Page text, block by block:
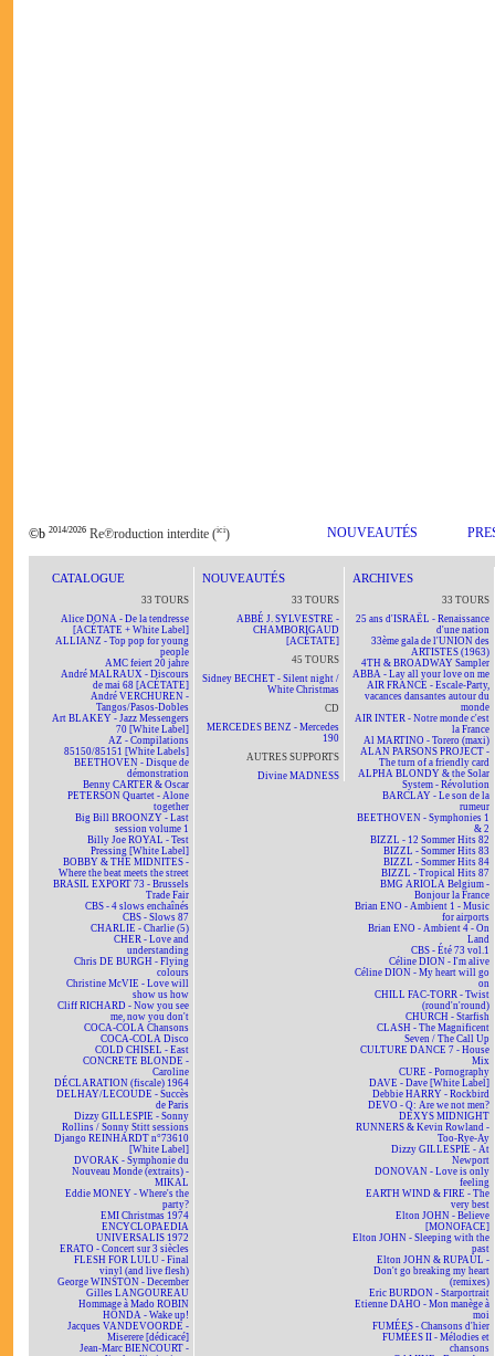
©b 2014/2026 Re℗roduction interdite (ici) NOUVEAUTÉS
CATALOGUE
33 TOURS
Alice DONA - De la tendresse
[ACÉTATE + White Label]
ALLIANZ - Top pop for young
people
AMC feiert 20 jahre
André MALRAUX - Discours
de mai 68 [ACÉTATE]
André VERCHUREN -
Tangos/Pasos-Dobles
Art BLAKEY - Jazz Messengers
70 [White Label]
AZ - Compilations
85150/85151 [White Labels]
BEETHOVEN - Disque de
démonstration
Benny CARTER & Oscar
PETERSON Quartet - Alone
together
Big Bill BROONZY - Last
session volume 1
Billy Joe ROYAL - Test
Pressing [White Label]
BOBBY & THE MIDNITES -
Where the beat meets the street
BRASIL EXPORT 73 - Brussels
Trade Fair
CBS - 4 slows enchaînés
CBS - Slows 87
CHARLIE - Charlie (5)
CHER - Love and
understanding
Chris DE BURGH - Flying
colours
Christine McVIE - Love will
show us how
Cliff RICHARD - Now you see
me, now you don't
COCA-COLA Chansons
COCA-COLA Disco
COLD CHISEL - East
CONCRETE BLONDE -
Caroline
DÉCLARATION (fiscale) 1964
DELHAY/LECOUDE - Succès
de Paris
Dizzy GILLESPIE - Sonny
Rollins / Sonny Stitt sessions
Django REINHARDT n°73610
[White Label]
DVORAK - Symphonie du
Nouveau Monde (extraits) -
MIKAL
Eddie MONEY - Where's the
party?
EMI Christmas 1974
ENCYCLOPAEDIA
UNIVERSALIS 1972
ERATO - Concert sur 3 siècles
FLESH FOR LULU - Final
vinyl (and live flesh)
George WINSTON - December
Gilles LANGOUREAU
Hommage à Mado ROBIN
HONDA - Wake up!
Jacques VANDEVOORDE -
Miserere [dédicacé]
Jean-Marc BIENCOURT -
NOUVEAUTÉS
33 TOURS
ABBÉ J. SYLVESTRE -
CHAMBORIGAUD
[ACÉTATE]
45 TOURS
Sidney BECHET - Silent night /
White Christmas
CD
MERCEDES BENZ - Mercedes
190
AUTRES SUPPORTS
Divine MADNESS
ARCHIVES
33 TOURS
25 ans d'ISRAËL - Renaissance
d'une nation
33ème gala de l'UNION des
ARTISTES (1963)
4TH & BROADWAY Sampler
ABBA - Lay all your love on me
AIR FRANCE - Escale-Party,
vacances dansantes autour du
monde
AIR INTER - Notre monde c'est
la France
Al MARTINO - Torero (maxi)
ALAN PARSONS PROJECT -
The turn of a friendly card
ALPHA BLONDY & the Solar
System - Révolution
BARCLAY - Le son de la
rumeur
BEETHOVEN - Symphonies 1
& 2
BIZZL - 12 Sommer Hits 82
BIZZL - Sommer Hits 83
BIZZL - Sommer Hits 84
BIZZL - Tropical Hits 87
BMG ARIOLA Belgium -
Bonjour la France
Brian ENO - Ambient 1 - Music
for airports
Brian ENO - Ambient 4 - On
Land
CBS - Été 73 vol.1
Céline DION - I'm alive
Céline DION - My heart will go
on
CHILL FAC-TORR - Twist
(round'n'round)
CHURCH - Starfish
CLASH - The Magnificent
Seven / The Call Up
CULTURE DANCE 7 - House
Mix
CURE - Pornography
DAVE - Dave [White Label]
Debbie HARRY - Rockbird
DEVO - Q: Are we not men?
DEXYS MIDNIGHT
RUNNERS & Kevin Rowland -
Too-Rye-Ay
Dizzy GILLESPIE - At
Newport
DONOVAN - Love is only
feeling
EARTH WIND & FIRE - The
very best
Elton JOHN - Believe
[MONOFACE]
Elton JOHN - Sleeping with the
past
Elton JOHN & RUPAUL -
Don't go breaking my heart
(remixes)
Eric BURDON - Starportrait
Etienne DAHO - Mon manège à
moi
FUMÉES - Chansons d'hier
FUMÉES II - Mélodies et
chansons